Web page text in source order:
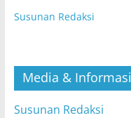
Susunan Redaksi
Media & Informasi
Susunan Redaksi